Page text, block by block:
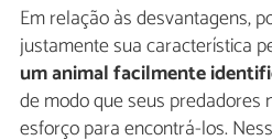
Em relação às desvantagens,
justamente sua característica
um animal facilmente
de modo que seus predadores
esforço para encontrá-los.